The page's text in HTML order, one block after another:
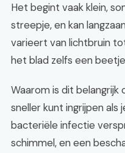
Het begint vaak klein,
streepje, en kan
varieert van lichtbruin
het blad zelfs een
Waarom is dit
sneller kunt ingrijpen als
bacteriële infectie
schimmel, en een